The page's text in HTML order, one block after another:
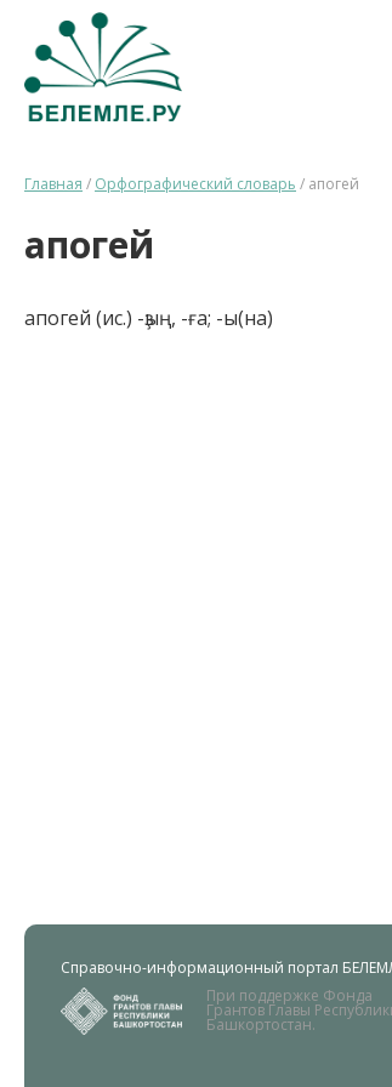
Главная / Орфографический словарь / апогей
апогей
апогей (ис.) -ҙың, -ға; -ы(на)
Справочно-информационный портал
При поддержке Фонда
Грантов Главы
Башкортостан.